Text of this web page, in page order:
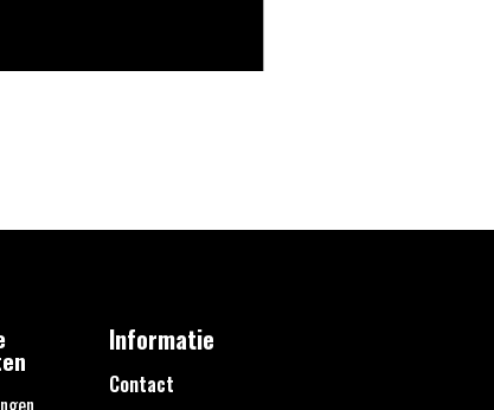
Informatie
Contact